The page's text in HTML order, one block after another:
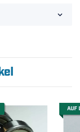
AUF